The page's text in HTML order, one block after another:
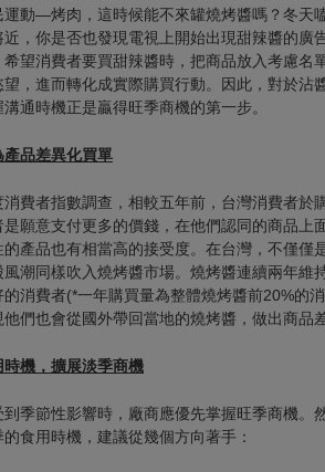
運動—烤肉，這時候能不來罐燒烤醬嗎？冬天
近，你是否也發現電視上開始出現甜辣醬的廣
希望消費者要買甜辣醬時，把商品放入考慮名
望，進而轉化成實際購買行動。因此，對於沾
通時機正是贏得旺季商機的第一步。
產品差異化買單
消費者指數調查，相較五年前，台灣消費者於
是願意支付更多的價錢，在他們認同的商品上
的產品也有相當高的接受度。在台灣，不僅僅
風潮同樣吹入燒烤醬市場。燒烤醬連續兩年維
的消費者(*一年購買量為整體燒烤醬前20%的
們也會從國外帶回當地的燒烤醬，做出商品
時機，擴展淡季商機
到季節性影響時，廠商應優先掌握旺季商機。
食用時機，建議從幾個方向著手：